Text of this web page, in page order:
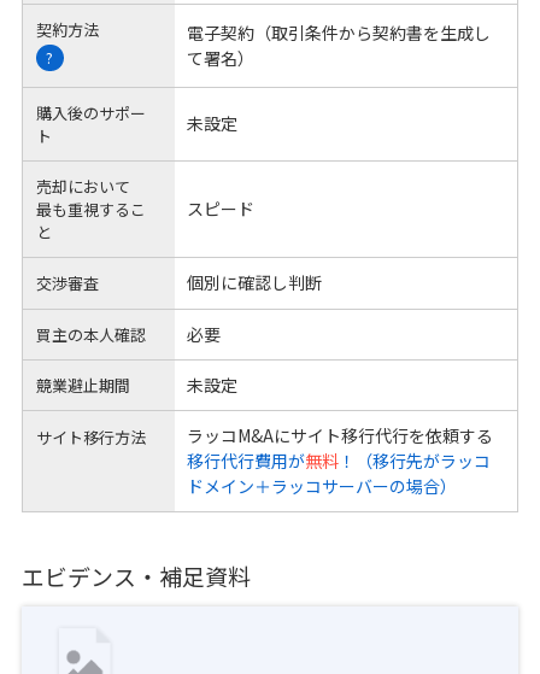
契約方法
?
電子契約（取引条件から契約書を生成し
て署名）
購入後のサポー
ト
未設定
売却において
最も重視するこ
と
スピード
交渉審査 個別に確認し判断
買主の本人確認 必要
競業避止期間 未設定
サイト移行方法
ラッコM&Aにサイト移行代行を依頼する
移行代行費用が無料！（移行先がラッコ
ドメイン＋ラッコサーバーの場合）
エビデンス・補足資料